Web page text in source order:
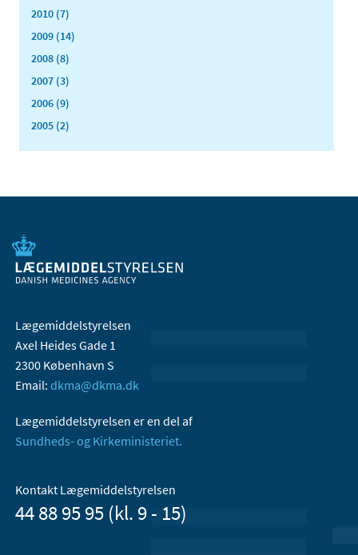
2010 (7)
2009 (14)
2008 (8)
2007 (3)
2006 (9)
2005 (2)
Lægemiddelstyrelsen
Axel Heides Gade 1
2300 København S
Email: dkma@dkma.dk
Lægemiddelstyrelsen er en del af
Sundheds- og Kirkeministeriet.
Kontakt Lægemiddelstyrelsen
44 88 95 95 (kl. 9 - 15)